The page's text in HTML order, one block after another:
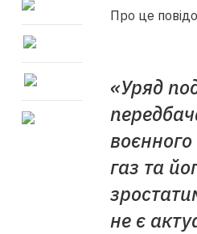
Про це
«Уряд
газ та
не є